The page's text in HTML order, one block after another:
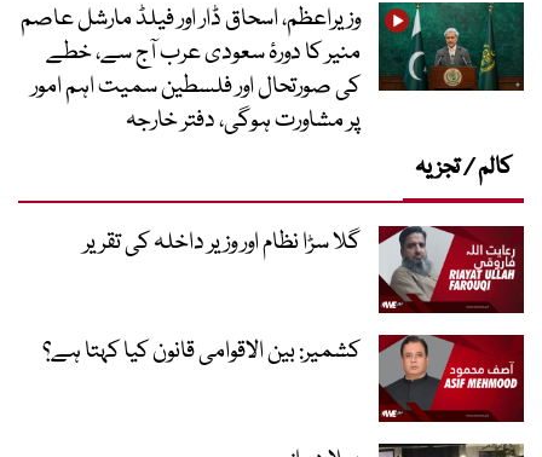
وزیراعظم، اسحاق ڈار اور فیلڈ مارشل عاصم
منیر کا دورۂ سعودی عرب آج سے، خطے
کی صورتحال اور فلسطین سمیت اہم امور
پر مشاورت ہوگی، دفتر خارجہ
کالم / تجزیہ
گلا سڑا نظام اور وزیر داخلہ کی تقریر
کشمیر: بین الاقوامی قانون کیا کہتا ہے؟